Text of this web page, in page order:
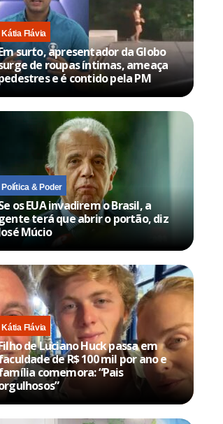
Kátia Flávia
surto, apresentador da Globo
de roupas íntimas, ameaça
e é contido pela PM
Política & Poder
os EUA invadirem o Brasil, a
terá que abrir o portão, diz
Múcio
Kátia Flávia
de Luciano Huck passa em
de R$ 100 mil por ano e
comemora: “Pais